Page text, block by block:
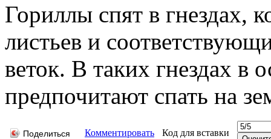
Гориллы спят в гнездах,
листьев и
веток. В таких гнездах
предпочитают спать на
Поделиться Комментировать Код для вставки